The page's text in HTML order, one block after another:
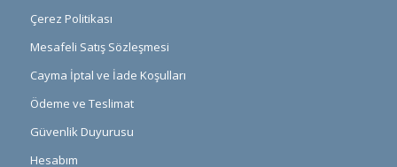
Çerez Politikası
Mesafeli Satış Sözleşmesi
Cayma İptal ve İade Koşulları
Ödeme ve Teslimat
Güvenlik Duyurusu
Hesabım